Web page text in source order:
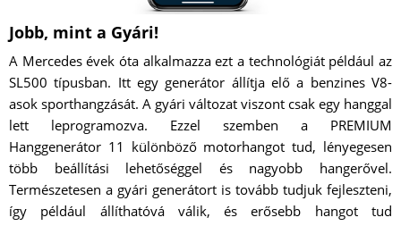
Jobb, mint a Gyári!
A Mercedes évek óta alkalmazza ezt a technológiát például az
SL500 típusban. Itt egy generátor állítja elő a benzines V8-
asok sporthangzását. A gyári változat viszont csak egy hanggal
lett leprogramozva. Ezzel szemben a PREMIUM
Hanggenerátor 11 különböző motorhangot tud, lényegesen
több beállítási lehetőséggel és nagyobb hangerővel.
Természetesen a gyári generátort is tovább tudjuk fejleszteni,
így például állíthatóvá válik, és erősebb hangot tud